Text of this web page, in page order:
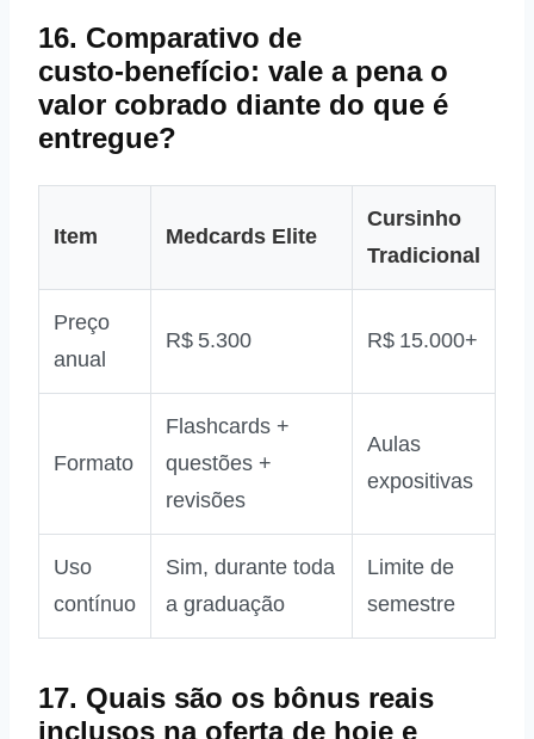
16. Comparativo de
custo‑benefício: vale a pena o
valor cobrado diante do que é
entregue?
Item Medcards Elite
Cursinho
Tradicional
Preço
anual
R$ 5.300 R$ 15.000+
Formato
Flashcards +
questões +
revisões
Aulas
expositivas
Uso
contínuo
Sim, durante toda
a graduação
Limite de
semestre
17. Quais são os bônus reais
inclusos na oferta de hoje e